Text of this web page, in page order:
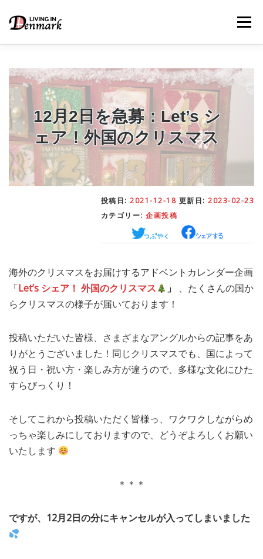
メニュー
LIFE TIPS– 生活便利帳 FOOD – ごはん事情
STUDY– 留学関連情報
WORK– デンマークの働き方
– 日本人の考察
MEDIA– メディア掲載 TRAVEL – 旅行
ABOUT US - サイトについて
12月2日を急募：Let’s シ
ェア！外国のクリスマス
投稿日: 2021-12-18 更新日: 2023-02-23
カテゴリー: 企画投稿
海外のクリスマスをお届けするアドベントカレンダー企画
「Let’s シェア！ 外国のクリスマス 」
、たくさんの国か
らクリスマスの様子が届いております！
投稿いただいた皆様、さまざまなアングルからの記事をあ
りがとうございました！同じクリスマスでも、国によって
祝う日・祝い方・楽しみ方が違うので、多様な文化にひた
すらびっくり！
そしてこれから投稿いただく皆様っ、ワクワクしながらめ
っちゃ楽しみにしておりますので、どうぞよろしくお願い
いたします
＊＊＊
ですが、12月2日の分にキャンセルが入ってしまいました